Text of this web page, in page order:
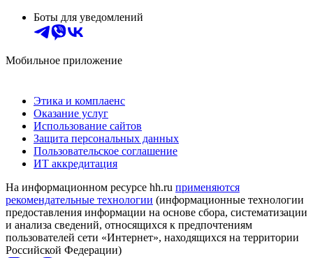
Боты для уведомлений
Мобильное приложение
Этика и комплаенс
Оказание услуг
Использование сайтов
Защита персональных данных
Пользовательское соглашение
ИТ аккредитация
На информационном ресурсе hh.ru применяются
рекомендательные технологии (информационные технологии
предоставления информации на основе сбора, систематизации
и анализа сведений, относящихся к предпочтениям
пользователей сети «Интернет», находящихся на территории
Российской Федерации)